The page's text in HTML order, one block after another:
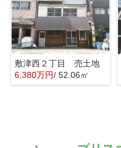
敷津西２丁目 売土地
6,380万円/ 52.06㎡